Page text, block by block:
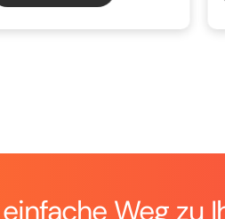
Weg zu